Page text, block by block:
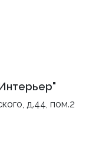
д.44, пом.2